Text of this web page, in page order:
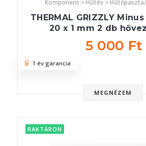
Komponens > Hűtés >
THERMAL GRIZZLY
20 x 1 mm 2 db
5 000 Ft
MEGNÉZEM
1 év garancia
RAKTÁRON